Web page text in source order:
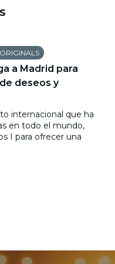
a Madrid para
deseos y
internacional que ha
en todo el mundo,
I para ofrecer una